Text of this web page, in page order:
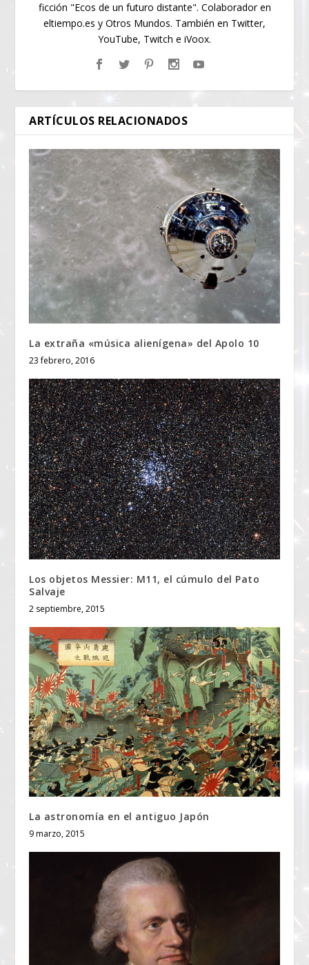
ficción "Ecos de un futuro distante". Colaborador en
eltiempo.es y Otros Mundos. También en Twitter,
YouTube, Twitch e iVoox.
ARTÍCULOS RELACIONADOS
La extraña «música alienígena» del Apolo 10
23 febrero, 2016
Los objetos Messier: M11, el cúmulo del Pato
Salvaje
2 septiembre, 2015
La astronomía en el antiguo Japón
9 marzo, 2015